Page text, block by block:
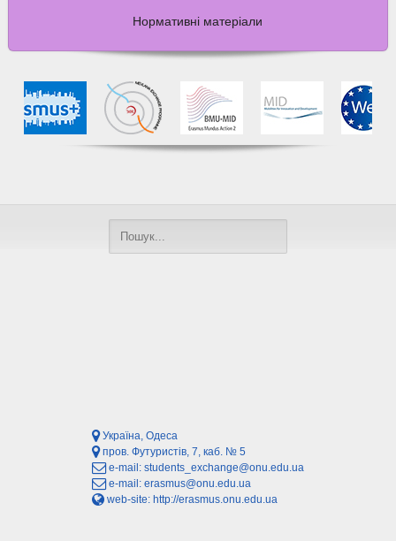
Нормативні матеріали
Україна, Одеса
пров. Футуристів, 7, каб. № 5
e-mail: students_exchange@onu.edu.ua
e-mail: erasmus@onu.edu.ua
web-site: http://erasmus.onu.edu.ua